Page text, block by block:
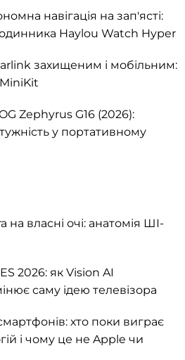
навігація на зап'ясті:
Haylou Watch Hyper
захищеним і мобільним:
Zephyrus G16 (2026):
у портативному
на власні очі: анатомія ШІ-
2026: як Vision AI
саму ідею телевізора
хто поки виграє
і чому це не Apple чи